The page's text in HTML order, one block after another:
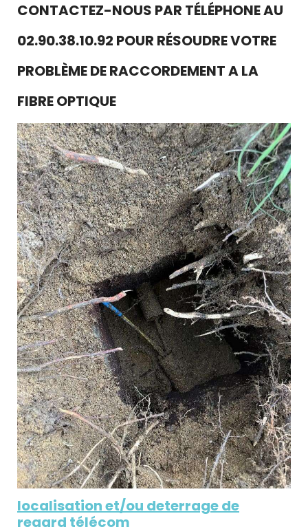
CONTACTEZ-NOUS PAR TÉLÉPHONE AU
02.90.38.10.92 POUR RÉSOUDRE VOTRE
PROBLÈME DE RACCORDEMENT A LA
FIBRE OPTIQUE
localisation et/ou deterrage de
regard télécom